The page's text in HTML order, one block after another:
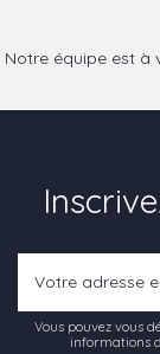
Notre équipe est à
Vous pouvez vous
informations